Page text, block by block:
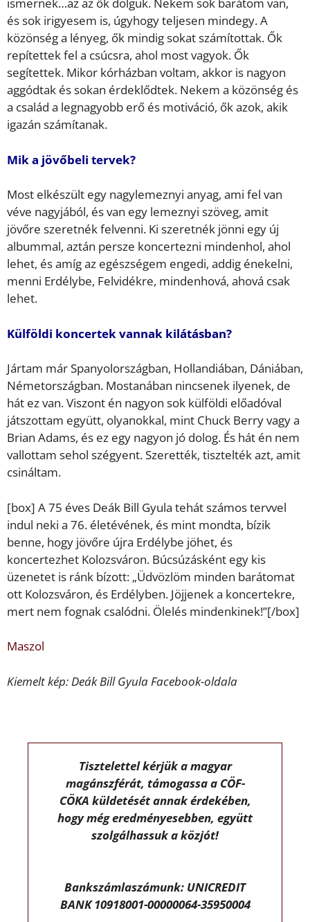
ismernek…az az ők dolguk. Nekem sok barátom van,
és sok irigyesem is, úgyhogy teljesen mindegy. A
közönség a lényeg, ők mindig sokat számítottak. Ők
repítettek fel a csúcsra, ahol most vagyok. Ők
segítettek. Mikor kórházban voltam, akkor is nagyon
aggódtak és sokan érdeklődtek. Nekem a közönség és
a család a legnagyobb erő és motiváció, ők azok, akik
igazán számítanak.
Mik a jövőbeli tervek?
Most elkészült egy nagylemeznyi anyag, ami fel van
véve nagyjából, és van egy lemeznyi szöveg, amit
jövőre szeretnék felvenni. Ki szeretnék jönni egy új
albummal, aztán persze koncertezni mindenhol, ahol
lehet, és amíg az egészségem engedi, addig énekelni,
menni Erdélybe, Felvidékre, mindenhová, ahová csak
lehet.
Külföldi koncertek vannak kilátásban?
Jártam már Spanyolországban, Hollandiában, Dániában,
Németországban. Mostanában nincsenek ilyenek, de
hát ez van. Viszont én nagyon sok külföldi előadóval
játszottam együtt, olyanokkal, mint Chuck Berry vagy a
Brian Adams, és ez egy nagyon jó dolog. És hát én nem
vallottam sehol szégyent. Szerették, tisztelték azt, amit
csináltam.
[box] A 75 éves Deák Bill Gyula tehát számos tervvel
indul neki a 76. életévének, és mint mondta, bízik
benne, hogy jövőre újra Erdélybe jöhet, és
koncertezhet Kolozsváron. Búcsúzásként egy kis
üzenetet is ránk bízott: „Üdvözlöm minden barátomat
ott Kolozsváron, és Erdélyben. Jöjjenek a koncertekre,
mert nem fognak csalódni. Ölelés mindenkinek!”[/box]
Maszol
Kiemelt kép: Deák Bill Gyula Facebook-oldala
Tisztelettel kérjük a magyar
magánszférát, támogassa a CÖF-
CÖKA küldetését annak érdekében,
hogy még eredményesebben, együtt
szolgálhassuk a közjót!
Bankszámlaszámunk: UNICREDIT
BANK 10918001-00000064-35950004